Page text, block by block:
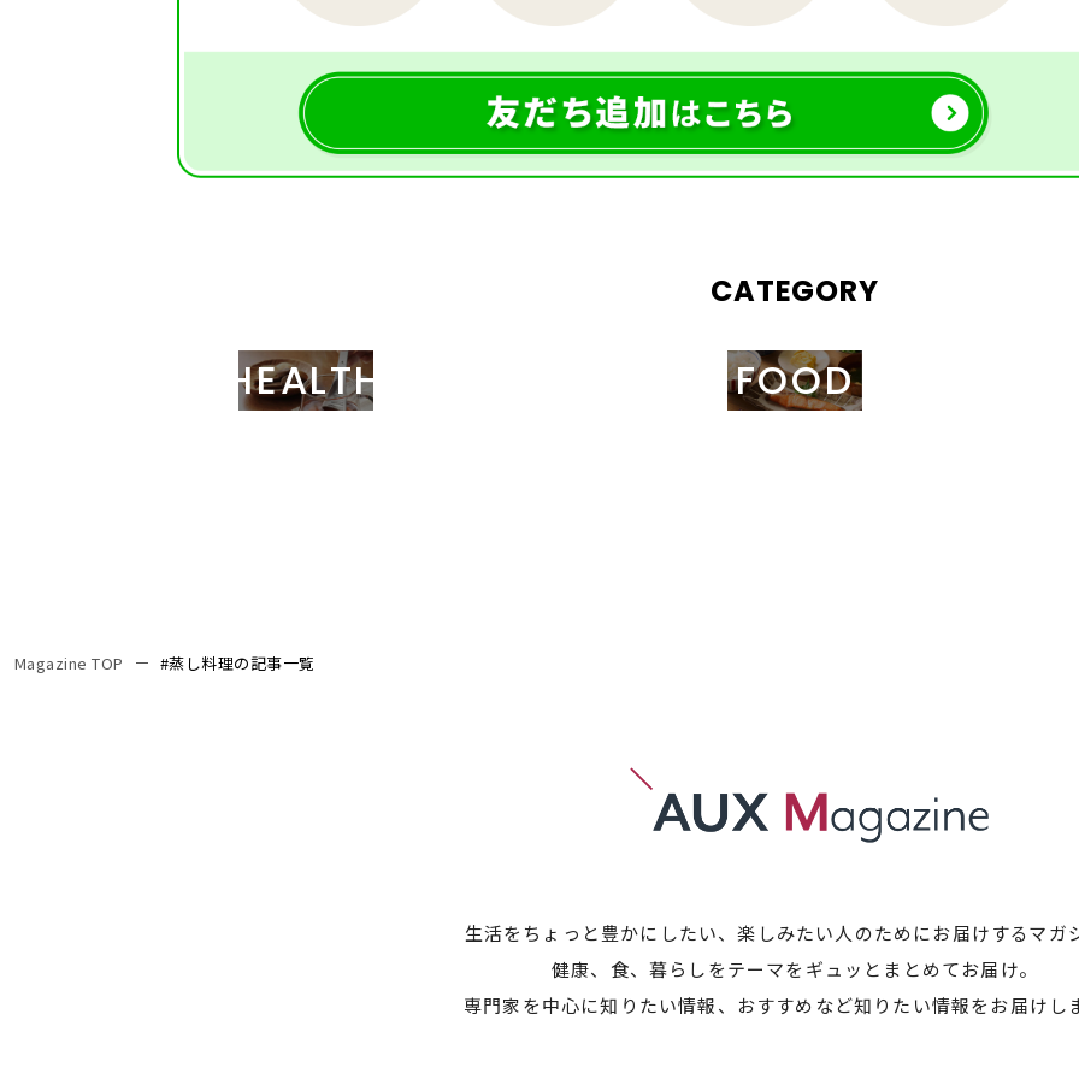
CATEGORY
HEALTH FOOD
Magazine TOP #蒸し料理の記事一覧
生活をちょっと豊かにしたい、楽しみたい人のためにお届けするマガ
健康、食、暮らしをテーマをギュッとまとめてお届け。
専門家を中心に知りたい情報、おすすめなど知りたい情報をお届けし